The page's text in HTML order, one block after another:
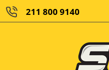
211 800 9140